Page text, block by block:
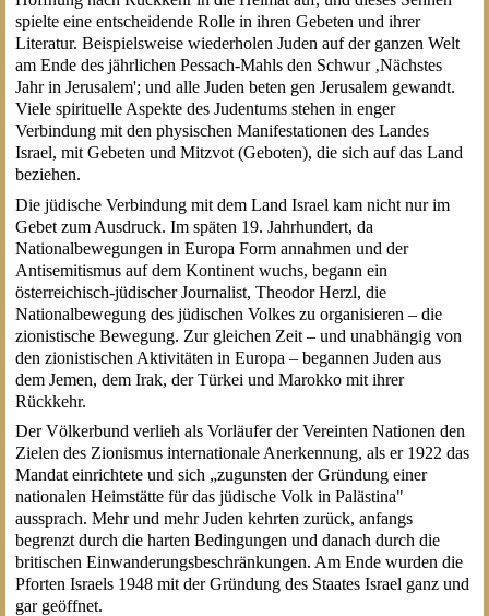
spielte eine entscheidende Rolle in ihren Gebeten und ihrer
Literatur. Beispielsweise wiederholen Juden auf der ganzen Welt
am Ende des jährlichen Pessach-Mahls den Schwur ‚Nächstes
Jahr in Jerusalem'; und alle Juden beten gen Jerusalem gewandt.
Viele spirituelle Aspekte des Judentums stehen in enger
Verbindung mit den physischen Manifestationen des Landes
Israel, mit Gebeten und Mitzvot (Geboten), die sich auf das Land
beziehen.
Die jüdische Verbindung mit dem Land Israel kam nicht nur im
Gebet zum Ausdruck. Im späten 19. Jahrhundert, da
Nationalbewegungen in Europa Form annahmen und der
Antisemitismus auf dem Kontinent wuchs, begann ein
österreichisch-jüdischer Journalist, Theodor Herzl, die
Nationalbewegung des jüdischen Volkes zu organisieren – die
zionistische Bewegung. Zur gleichen Zeit – und unabhängig von
den zionistischen Aktivitäten in Europa – begannen Juden aus
dem Jemen, dem Irak, der Türkei und Marokko mit ihrer
Rückkehr.
Der Völkerbund verlieh als Vorläufer der Vereinten Nationen den
Zielen des Zionismus internationale Anerkennung, als er 1922 das
Mandat einrichtete und sich „zugunsten der Gründung einer
nationalen Heimstätte für das jüdische Volk in Palästina"
aussprach. Mehr und mehr Juden kehrten zurück, anfangs
begrenzt durch die harten Bedingungen und danach durch die
britischen Einwanderungsbeschränkungen. Am Ende wurden die
Pforten Israels 1948 mit der Gründung des Staates Israel ganz und
gar geöffnet.